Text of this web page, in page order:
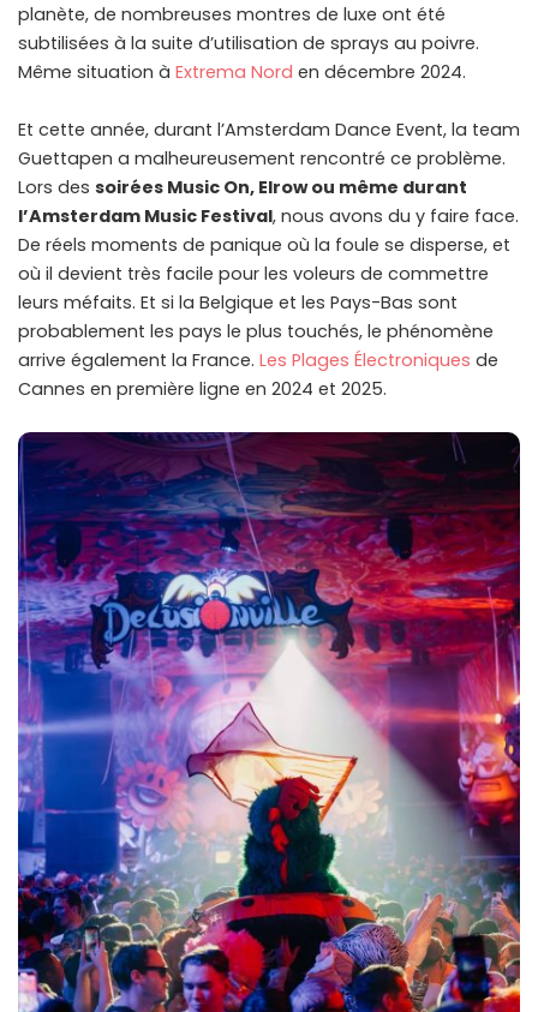
planète, de nombreuses montres de luxe ont été
subtilisées à la suite d’utilisation de sprays au poivre.
Même situation à Extrema Nord en décembre 2024.
Et cette année, durant l’Amsterdam Dance Event, la team
Guettapen a malheureusement rencontré ce problème.
Lors des soirées Music On, Elrow ou même durant
l’Amsterdam Music Festival, nous avons du y faire face.
De réels moments de panique où la foule se disperse, et
où il devient très facile pour les voleurs de commettre
leurs méfaits. Et si la Belgique et les Pays-Bas sont
probablement les pays le plus touchés, le phénomène
arrive également la France. Les Plages Électroniques de
Cannes en première ligne en 2024 et 2025.